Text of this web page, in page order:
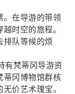
。在导游的带领
时空的旅程。
排队等候的烦
有梵蒂冈导游资
蒂冈博物馆群核
价艺术瑰宝。